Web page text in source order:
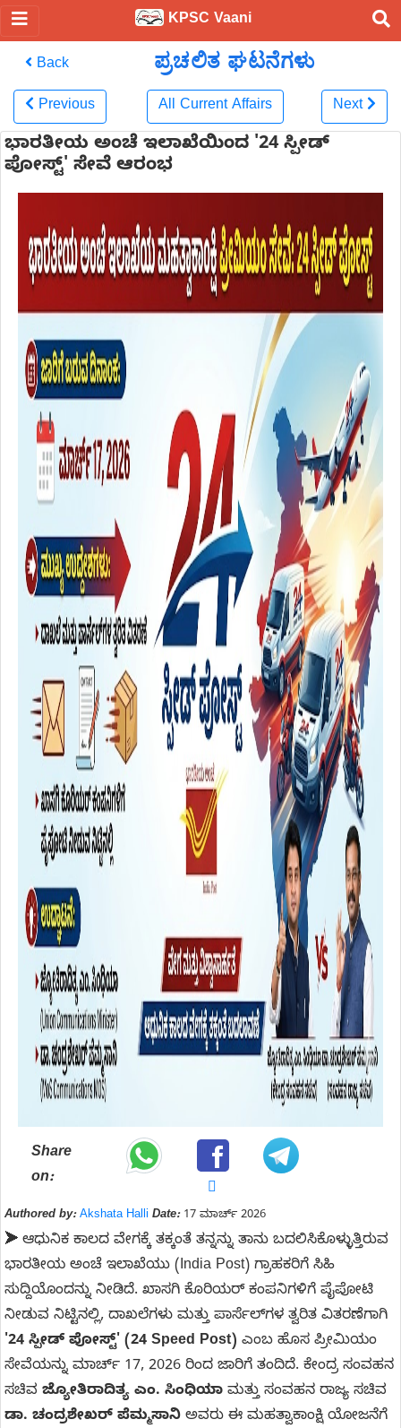
KPSC Vaani
Back ಪ್ರಚಲಿತ ಘಟನೆಗಳು
Previous All Current Affairs Next
ಭಾರತೀಯ ಅಂಚೆ ಇಲಾಖೆಯಿಂದ '24 ಸ್ಪೀಡ್
ಪೋಸ್ಟ್' ಸೇವೆ ಆರಂಭ
Share
on:
Authored by: Akshata Halli Date:17 ಮಾರ್ಚ್ 2026
➤ ಆಧುನಿಕ ಕಾಲದ ವೇಗಕ್ಕೆ ತಕ್ಕಂತೆ ತನ್ನನ್ನು ತಾನು ಬದಲಿಸಿಕೊಳ್ಳುತ್ತಿರುವ
ಭಾರತೀಯ ಅಂಚೆ ಇಲಾಖೆಯು (India Post) ಗ್ರಾಹಕರಿಗೆ ಸಿಹಿ
ಸುದ್ದಿಯೊಂದನ್ನು ನೀಡಿದೆ. ಖಾಸಗಿ ಕೊರಿಯರ್ ಕಂಪನಿಗಳಿಗೆ ಪೈಪೋಟಿ
ನೀಡುವ ನಿಟ್ಟಿನಲ್ಲಿ, ದಾಖಲೆಗಳು ಮತ್ತು ಪಾರ್ಸೆಲ್‌ಗಳ ತ್ವರಿತ ವಿತರಣೆಗಾಗಿ
'24 ಸ್ಪೀಡ್ ಪೋಸ್ಟ್' (24 Speed Post) ಎಂಬ ಹೊಸ ಪ್ರೀಮಿಯಂ
ಸೇವೆಯನ್ನು ಮಾರ್ಚ್ 17, 2026 ರಿಂದ ಜಾರಿಗೆ ತಂದಿದೆ. ಕೇಂದ್ರ ಸಂವಹನ
ಸಚಿವ ಜ್ಯೋತಿರಾದಿತ್ಯ ಎಂ. ಸಿಂಧಿಯಾ ಮತ್ತು ಸಂವಹನ ರಾಜ್ಯ ಸಚಿವ
ಡಾ. ಚಂದ್ರಶೇಖರ್ ಪೆಮ್ಮಸಾನಿ ಅವರು ಈ ಮಹತ್ವಾಕಾಂಕ್ಷಿ ಯೋಜನೆಗೆ